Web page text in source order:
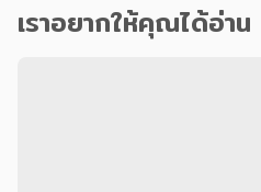
เราอยากให้คุณได้อ่าน